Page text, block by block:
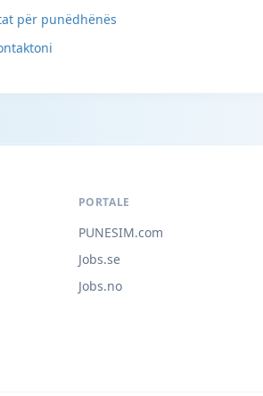
për punëdhënës
PORTALE
PUNESIM.com
Jobs.se
Jobs.no